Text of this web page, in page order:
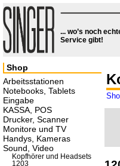
... wo’s noch
Service gibt!
Shop
Arbeitsstationen
Notebooks, Tablets
Eingabe
KASSA, POS
Drucker, Scanner
Monitore und TV
Handys, Kameras
Sound, Video
Kopfhörer und Headsets
1203